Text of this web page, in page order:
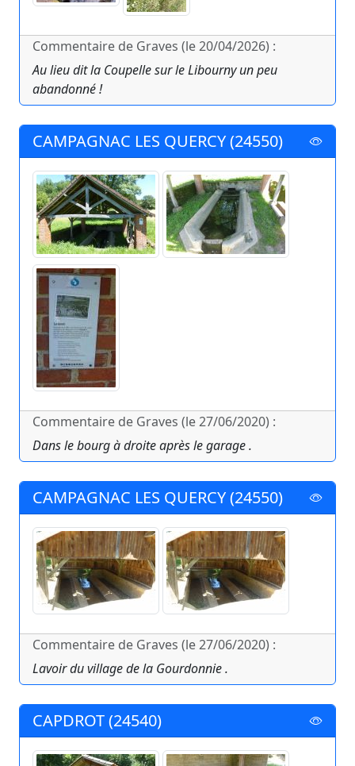
Commentaire de Graves (le 20/04/2026) :
Au lieu dit la Coupelle sur le Libourny un peu
abandonné !
CAMPAGNAC LES QUERCY (24550)
Commentaire de Graves (le 27/06/2020) :
Dans le bourg à droite après le garage .
CAMPAGNAC LES QUERCY (24550)
Commentaire de Graves (le 27/06/2020) :
Lavoir du village de la Gourdonnie .
CAPDROT (24540)